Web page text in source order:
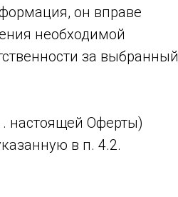
он вправе
необходимой
за выбранный
настоящей Оферты)
в п. 4.2.